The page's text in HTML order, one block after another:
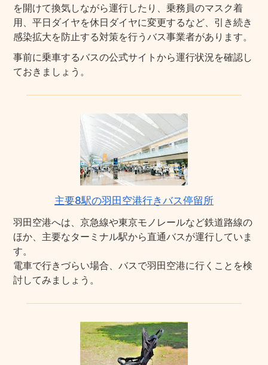
を開けて換気しながら運行したり、乗務員のマスク着
用、平日ダイヤを休日ダイヤに変更するなど、引き続き
感染拡大を防止する対策を行うバス事業者があります。
事前に乗車するバスの公式サイトから運行状況を確認し
ておきましょう。
主要8駅の羽田空港行きバス停留所
羽田空港へは、京急線や東京モノレールなど鉄道路線の
ほか、主要なターミナル駅から直通バスが運行していま
す。
電車で行きづらい場合、バスで羽田空港に行くことを検
討してみましょう。